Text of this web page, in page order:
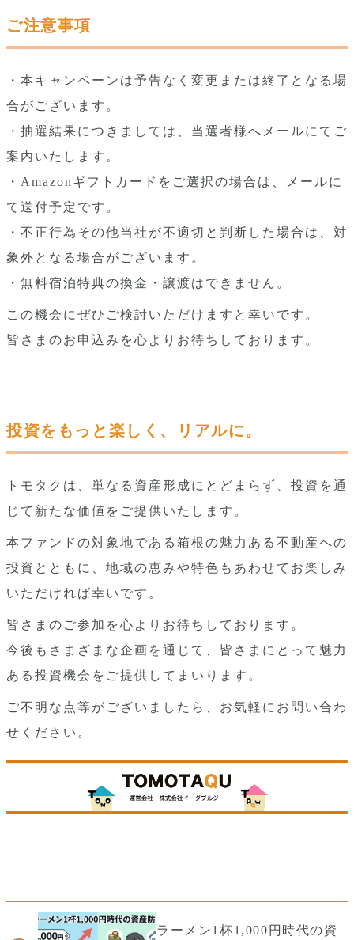
ご注意事項
・本キャンペーンは予告なく変更または終了となる場
合がございます。
・抽選結果につきましては、当選者様へメールにてご
案内いたします。
・Amazonギフトカードをご選択の場合は、メールに
て送付予定です。
・不正行為その他当社が不適切と判断した場合は、対
象外となる場合がございます。
・無料宿泊特典の換金・譲渡はできません。
この機会にぜひご検討いただけますと幸いです。
皆さまのお申込みを心よりお待ちしております。
投資をもっと楽しく、リアルに。
トモタクは、単なる資産形成にとどまらず、投資を通
じて新たな価値をご提供いたします。
本ファンドの対象地である箱根の魅力ある不動産への
投資とともに、地域の恵みや特色もあわせてお楽しみ
いただければ幸いです。
皆さまのご参加を心よりお待ちしております。
今後もさまざまな企画を通じて、皆さまにとって魅力
ある投資機会をご提供してまいります。
ご不明な点等がございましたら、お気軽にお問い合わ
せください。
ラーメン1杯1,000円時代の資